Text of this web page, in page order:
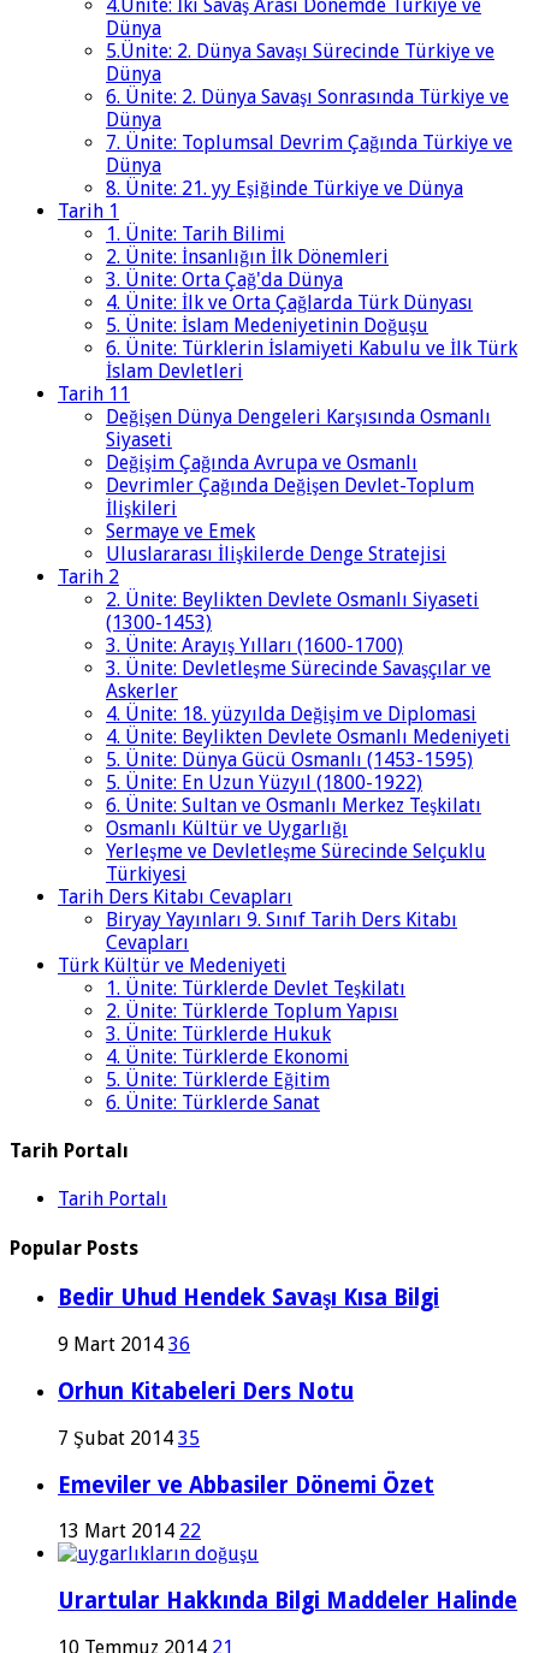
4.Ünite: İki Savaş Arası Dönemde Türkiye ve
Dünya
5.Ünite: 2. Dünya Savaşı Sürecinde Türkiye ve
Dünya
6. Ünite: 2. Dünya Savaşı Sonrasında Türkiye ve
Dünya
7. Ünite: Toplumsal Devrim Çağında Türkiye ve
Dünya
8. Ünite: 21. yy Eşiğinde Türkiye ve Dünya
Tarih 1
1. Ünite: Tarih Bilimi
2. Ünite: İnsanlığın İlk Dönemleri
3. Ünite: Orta Çağ'da Dünya
4. Ünite: İlk ve Orta Çağlarda Türk Dünyası
5. Ünite: İslam Medeniyetinin Doğuşu
6. Ünite: Türklerin İslamiyeti Kabulu ve İlk Türk
İslam Devletleri
Tarih 11
Değişen Dünya Dengeleri Karşısında Osmanlı
Siyaseti
Değişim Çağında Avrupa ve Osmanlı
Devrimler Çağında Değişen Devlet-Toplum
İlişkileri
Sermaye ve Emek
Uluslararası İlişkilerde Denge Stratejisi
Tarih 2
2. Ünite: Beylikten Devlete Osmanlı Siyaseti
(1300-1453)
3. Ünite: Arayış Yılları (1600-1700)
3. Ünite: Devletleşme Sürecinde Savaşçılar ve
Askerler
4. Ünite: 18. yüzyılda Değişim ve Diplomasi
4. Ünite: Beylikten Devlete Osmanlı Medeniyeti
5. Ünite: Dünya Gücü Osmanlı (1453-1595)
5. Ünite: En Uzun Yüzyıl (1800-1922)
6. Ünite: Sultan ve Osmanlı Merkez Teşkilatı
Osmanlı Kültür ve Uygarlığı
Yerleşme ve Devletleşme Sürecinde Selçuklu
Türkiyesi
Tarih Ders Kitabı Cevapları
Biryay Yayınları 9. Sınıf Tarih Ders Kitabı
Cevapları
Türk Kültür ve Medeniyeti
1. Ünite: Türklerde Devlet Teşkilatı
2. Ünite: Türklerde Toplum Yapısı
3. Ünite: Türklerde Hukuk
4. Ünite: Türklerde Ekonomi
5. Ünite: Türklerde Eğitim
6. Ünite: Türklerde Sanat
Tarih Portalı
Tarih Portalı
Popular Posts
Bedir Uhud Hendek Savaşı Kısa Bilgi
9 Mart 2014 36
Orhun Kitabeleri Ders Notu
7 Şubat 2014 35
Emeviler ve Abbasiler Dönemi Özet
13 Mart 2014 22
Urartular Hakkında Bilgi Maddeler Halinde
10 Temmuz 2014 21